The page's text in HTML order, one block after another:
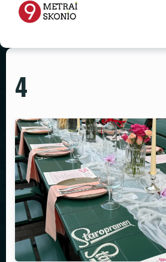
PAGRINDINIS
RENGINIŲ ERDVĖ
MAISTAS ŠVENTĖMS
MAITINIMAS VIETOJE
PARUOŠTAS MAISTAS ŠVENTĖMS
GALERIJA
KONTAKTAI
REKVIZITŲ NUOMA
STALAI
KĖDĖS
STALTIESĖS
VAZOS
ŽVAKIDĖS
4